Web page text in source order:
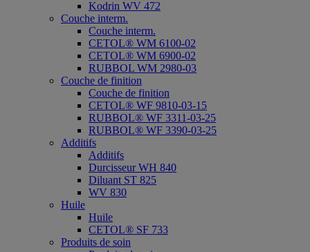
Kodrin WV 472
Couche interm.
Couche interm.
CETOL® WM 6100-02
CETOL® WM 6900-02
RUBBOL WM 2980-03
Couche de finition
Couche de finition
CETOL® WF 9810-03-15
RUBBOL® WF 3311-03-25
RUBBOL® WF 3390-03-25
Additifs
Additifs
Durcisseur WH 840
Diluant ST 825
WV 830
Huile
Huile
CETOL® SF 733
Produits de soin